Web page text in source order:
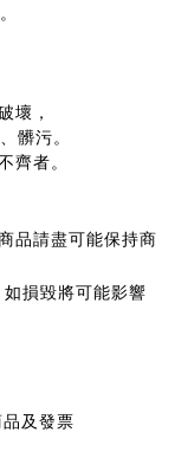
壞，
髒污。
齊者。
品請盡可能保持商
如損毀將可能影響
及發票